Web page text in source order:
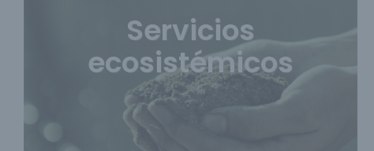
Servicios
ecosistémicos